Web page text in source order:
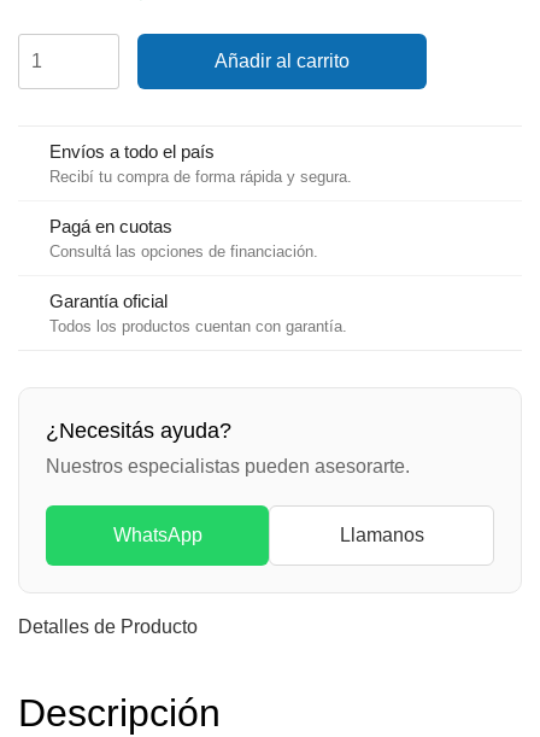
Gleistein
Cup
BLANCO/AZUL
cantidad
Añadir al carrito
Envíos a todo el país
Recibí tu compra de forma rápida y segura.
Pagá en cuotas
Consultá las opciones de financiación.
Garantía oficial
Todos los productos cuentan con garantía.
¿Necesitás ayuda?
Nuestros especialistas pueden asesorarte.
WhatsApp Llamanos
Detalles de Producto
Descripción